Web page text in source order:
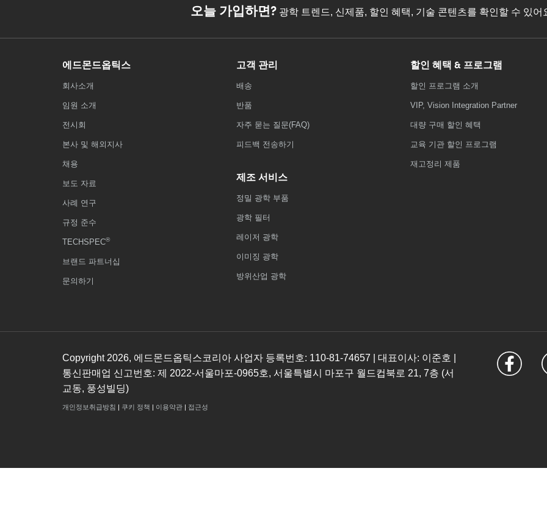
오늘 가입하면?광학 트렌드, 신제품, 할인 혜택, 기술 콘텐츠를 확인할 수 있어
에드몬드옵틱스
회사소개
임원 소개
전시회
본사 및 해외지사
채용
보도 자료
사례 연구
규정 준수
TECHSPEC®
브랜드 파트너십
문의하기
고객 관리
배송
반품
자주 묻는 질문(FAQ)
피드백 전송하기
제조 서비스
정밀 광학 부품
광학 필터
레이저 광학
이미징 광학
방위산업 광학
할인 혜택 & 프로그램
할인 프로그램 소개
VIP, Vision Integration Partner
대량 구매 할인 혜택
교육 기관 할인 프로그램
재고정리 제품
Copyright 2026, 에드몬드옵틱스코리아 사업자 등록번호: 110-81-74657 | 대표이사: 이준호 |
통신판매업 신고번호: 제 2022-서울마포-0965호, 서울특별시 마포구 월드컵북로 21, 7층 (서
교동, 풍성빌딩)
개인정보취급방침 | 쿠키 정책 | 이용약관 | 접근성